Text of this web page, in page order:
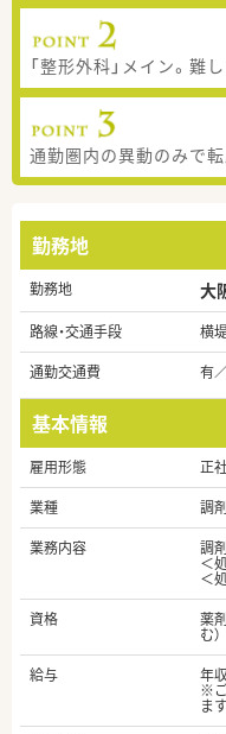
「整形外科」メイン。難
通勤圏内の異動のみで
勤務地
勤務地 大
路線・交通手段
横
通勤交通費
有
基本情報
雇用形態
正
業種
調
業務内容
調
＜
＜
資格
薬
む）
給与
年
※
ま